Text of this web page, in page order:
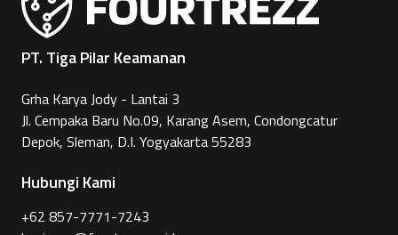
PT. Tiga Pilar Keamanan
Grha Karya Jody - Lantai 3
Jl. Cempaka Baru No.09, Karang Asem, Condongcatur
Depok, Sleman, D.I. Yogyakarta 55283
Hubungi Kami
+62 857-7771-7243